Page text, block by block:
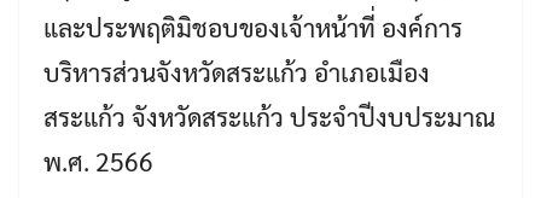
และประพฤติมิชอบของเจ้าหน้าที่ องค์การ
บริหารส่วนจังหวัดสระแก้ว อำเภอเมือง
สระแก้ว จังหวัดสระแก้ว ประจำปีงบประมาณ
พ.ศ. 2566